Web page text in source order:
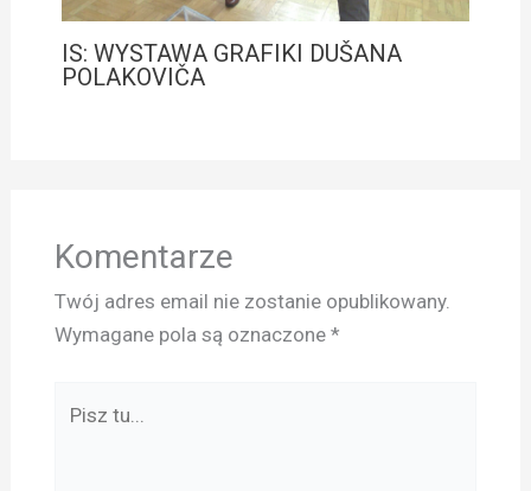
IS: WYSTAWA GRAFIKI DUŠANA
POLAKOVIČA
Komentarze
Twój adres email nie zostanie opublikowany.
Wymagane pola są oznaczone *
tu...